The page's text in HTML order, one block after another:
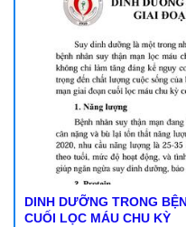
DINH DƯỠNG TRONG BỆNH
CUỐI LỌC MÁU CHU KỲ